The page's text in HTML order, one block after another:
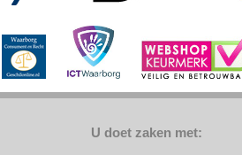
U doet zaken met: